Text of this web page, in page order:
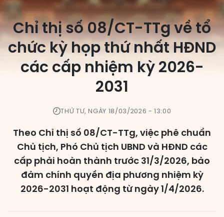
Tin nổi bật
Dư luận quốc tế
Hỏi đáp bầu cử
Bầu cử địa phương
Video
E-magazine
Infographic
SỐ LIỆU BẦU CỬ
Cử tri tham gia bầu cử
Tổng số đại biểu quốc hội
Nữ đại biểu Quốc hội
HĐND cấp xã
HĐND cấp tỉnh, thành phố
Chỉ thị số 08/CT-TTg về tổ
chức kỳ họp thứ nhất HĐND
các cấp nhiệm kỳ 2026-
2031
THỨ TƯ, NGÀY 18/03/2026 - 13:00
Theo Chỉ thị số 08/CT-TTg, việc phê chuẩn
Chủ tịch, Phó Chủ tịch UBND và HĐND các
cấp phải hoàn thành trước 31/3/2026, bảo
đảm chính quyền địa phương nhiệm kỳ
2026-2031 hoạt động từ ngày 1/4/2026.